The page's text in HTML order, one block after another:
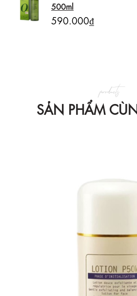
500ml
590.000₫
SẢN PHẨM
products